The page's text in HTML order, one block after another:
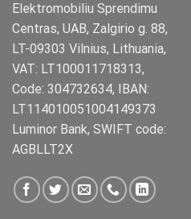
Elektromobiliu Sprendimu
Centras, UAB, Zalgirio g. 88,
LT-09303 Vilnius, Lithuania,
VAT: LT100011718313,
Code: 304732634, IBAN:
LT114010051004149373
Luminor Bank, SWIFT code:
AGBLLT2X